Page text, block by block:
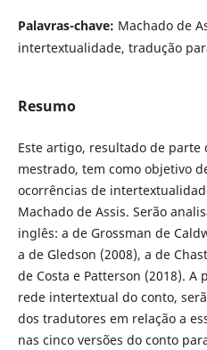
Palavras-chave: Machado de
intertextualidade, tradução
Resumo
Este artigo, resultado de parte
mestrado, tem como objetivo
ocorrências de
Machado de Assis. Serão
inglês: a de Grossman de
a de Gledson (2008), a de
de Costa e Patterson (2018).
rede intertextual do conto,
dos tradutores em relação a
nas cinco versões do conto